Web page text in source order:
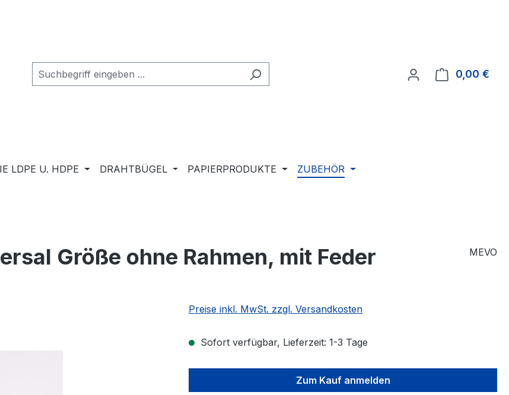
0,00 €
LDPE U. HDPE DRAHTBÜGEL PAPIERPRODUKTE
ZUBEHÖR
Größe ohne Rahmen, mit Feder MEVO
Preise inkl. MwSt. zzgl. Versandkosten
Sofort verfügbar, Lieferzeit: 1-3 Tage
Zum Kauf anmelden